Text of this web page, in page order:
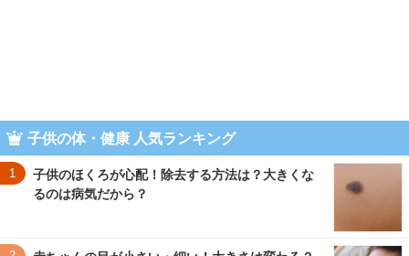
子供の体・健康 人気ランキング
1
子供のほくろが心配！除去する方法は？大きくな
るのは病気だから？